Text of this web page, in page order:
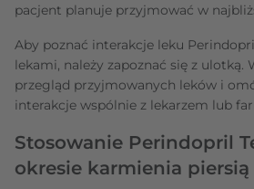
pacjent planuje przyjmować w
Aby poznać interakcje leku
lekami, należy zapoznać się z ulotką.
przegląd przyjmowanych leków i
interakcje wspólnie z lekarzem lub
Stosowanie Perindopril
okresie karmienia piersią